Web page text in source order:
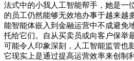
法式中的小我人工智能帮手，她是一
的员工仍然能够无效地办事于越来越
能智能体嵌入到金融运营中不成避免
托给它们。自从买卖员或向客户保举
可能令人印象深刻，人工智能监管也
它现实上是通过提高运营效率来创制